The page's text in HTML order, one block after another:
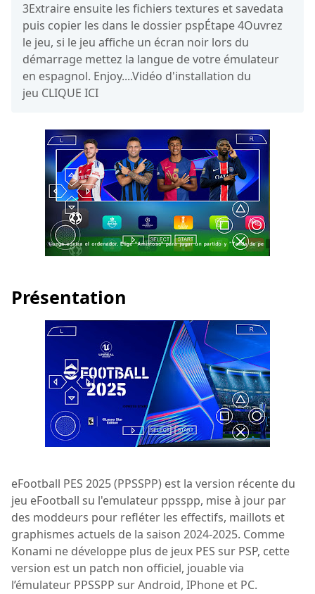
3Extraire ensuite les fichiers textures et savedata
puis copier les dans le dossier pspÉtape 4Ouvrez
le jeu, si le jeu affiche un écran noir lors du
démarrage mettez la langue de votre émulateur
en espagnol. Enjoy....Vidéo d'installation du
jeu CLIQUE ICI
Présentation
eFootball PES 2025 (PPSSPP) est la version récente du
jeu eFootball su l'emulateur ppsspp, mise à jour par
des moddeurs pour refléter les effectifs, maillots et
graphismes actuels de la saison 2024-2025. Comme
Konami ne développe plus de jeux PES sur PSP, cette
version est un patch non officiel, jouable via
l’émulateur PPSSPP sur Android, IPhone et PC.